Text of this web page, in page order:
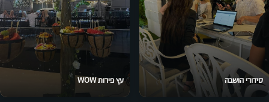
סידורי הושבה עץ פירות WOW